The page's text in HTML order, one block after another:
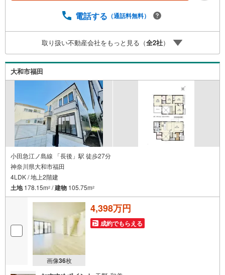
ン残高】【住宅購入者だけが加入できる無料の生命保険】
なる【教育費】住宅を買った後から始まる【住宅ローン返
済】65歳以上から必要になる【老後の費用負担】住宅探し
の【このタイミング】で不安な部分を明確にしていきませ
んか？？ --------------
電話する （通話料無料）
取り扱い不動産会社をもっと見る（全2社）
大和市福田
小田急江ノ島線 「長後」駅 徒歩27分
神奈川県大和市福田
4LDK / 地上2階建
土地178.15m2 /建物 105.75m2
画像36枚
4,398万円
成約でもらえる